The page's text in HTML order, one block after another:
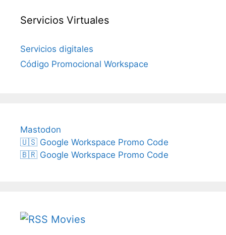
Servicios Virtuales
Servicios digitales
Código Promocional Workspace
Mastodon
🇺🇸 Google Workspace Promo Code
🇧🇷 Google Workspace Promo Code
Movies